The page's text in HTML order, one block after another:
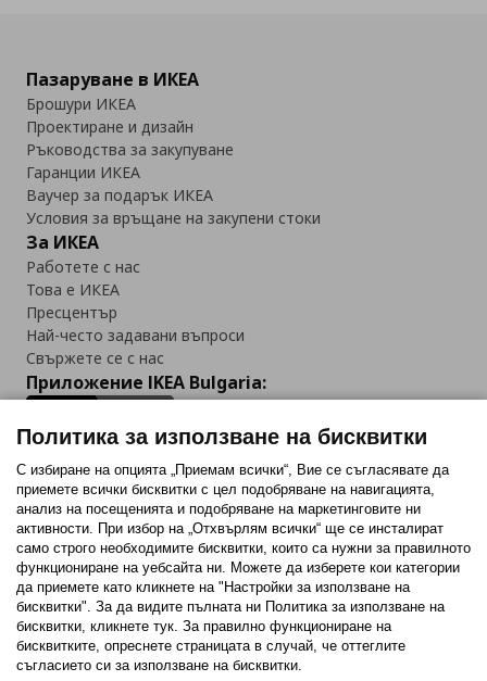
Пазаруване в ИКЕА
Брошури ИКЕА
Проектиране и дизайн
Ръководства за закупуване
Гаранции ИКЕА
Ваучер за подарък ИКЕА
Условия за връщане на закупени стоки
За ИКЕА
Работете с нас
Това е ИКЕА
Пресцентър
Най-често задавани въпроси
Свържете се с нас
Приложение IKEA Bulgaria:
Последвайте ни:
FacebookTwitterYoutubePinterestInstagram
Политика за използване на бисквитки (Cookies)
Политика за използване на бисквитки
С избиране на опцията „Приемам всички“, Вие се съгласявате да
приемете всички бисквитки с цел подобряване на навигацията,
анализ на посещенията и подобряване на маркетинговите ни
активности. При избор на „Отхвърлям всички“ ще се инсталират
само строго необходимитe бисквитки, които са нужни за правилното
функциониране на уебсайта ни. Можете да изберете кои категории
да приемете като кликнете на "Настройки за използване на
бисквитки". За да видите пълната ни Политика за използване на
бисквитки, кликнете тук. За правилно функциониране на
бисквитките, опреснете страницата в случай, че оттеглите
съгласието си за използване на бисквитки.